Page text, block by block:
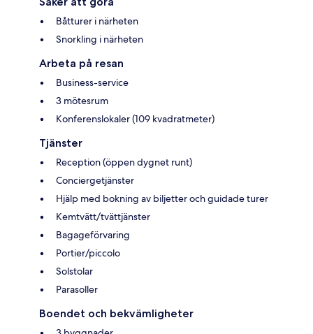
Båtturer i närheten
Snorkling i närheten
Arbeta på resan
Business-service
3 mötesrum
Konferenslokaler (109 kvadratmeter)
Tjänster
Reception (öppen dygnet runt)
Conciergetjänster
Hjälp med bokning av biljetter och guidade turer
Kemtvätt/tvättjänster
Bagageförvaring
Portier/piccolo
Solstolar
Parasoller
Boendet och bekvämligheter